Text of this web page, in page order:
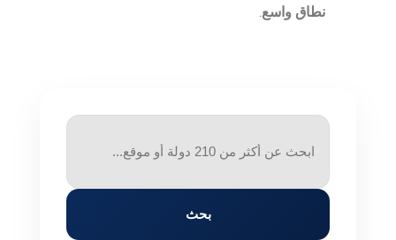
نطاق واسع
بحث